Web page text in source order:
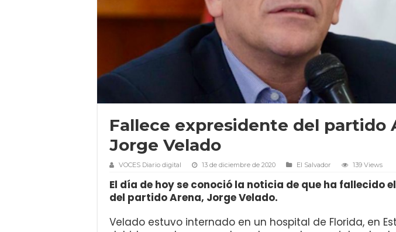
Fallece expresidente del partido
Jorge Velado
VOCES Diario digital 13 de diciembre de 2020 El Salvador 139 Views
El día de hoy se conoció la noticia de que ha fallecido
del partido Arena, Jorge Velado.
Velado estuvo internado en un hospital de Florida, en